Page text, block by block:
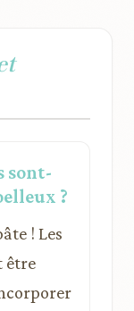
sont-
?
! Les
être